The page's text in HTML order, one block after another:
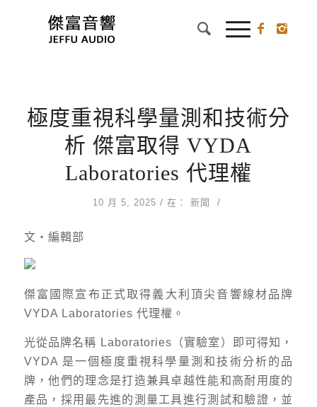
極度重視科學量測和技術分
析 傑富取得 VYDA
Laboratories 代理權
10 月 5, 2025 / 在： 新聞 /
文‧編輯部
傑富國際宣布正式取得義大利頂尖音響線材品牌
VYDA Laboratories 代理權。
光從品牌名稱 Laboratories（實驗室）即可得知，
VYDA 是一個極度重視科學量測和技術分析的品
牌，他們的理念是打造兼具卓越性能和高耐用度的
產品，採用最先進的測量工具進行測試和驗證，並